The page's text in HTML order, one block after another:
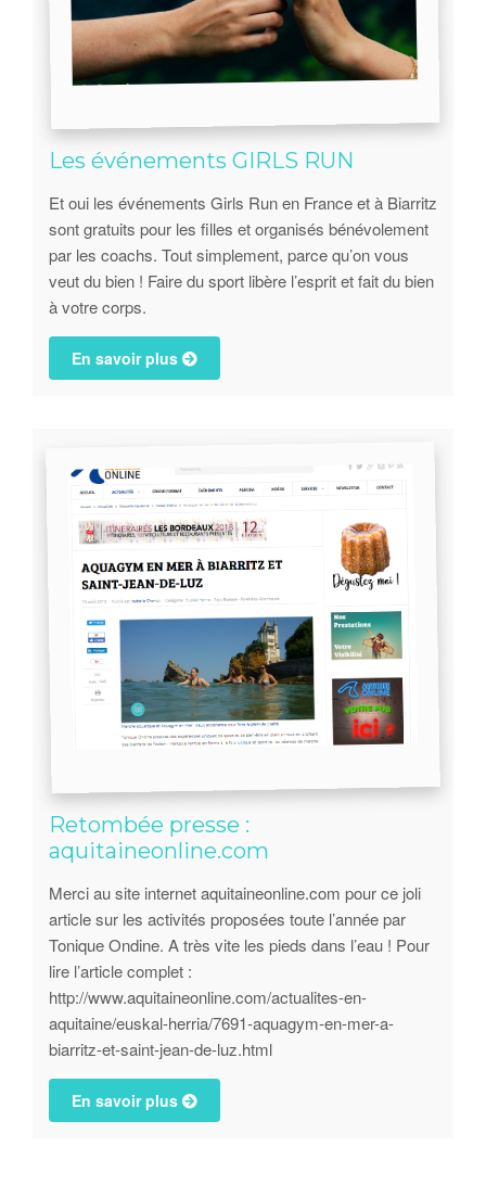
Les événements GIRLS RUN
Et oui les événements Girls Run en France et à Biarritz
sont gratuits pour les filles et organisés bénévolement
par les coachs. Tout simplement, parce qu’on vous
veut du bien ! Faire du sport libère l’esprit et fait du bien
à votre corps.
En savoir plus
Retombée presse :
aquitaineonline.com
Merci au site internet aquitaineonline.com pour ce joli
article sur les activités proposées toute l’année par
Tonique Ondine. A très vite les pieds dans l’eau ! Pour
lire l’article complet :
http://www.aquitaineonline.com/actualites-en-
aquitaine/euskal-herria/7691-aquagym-en-mer-a-
biarritz-et-saint-jean-de-luz.html
En savoir plus